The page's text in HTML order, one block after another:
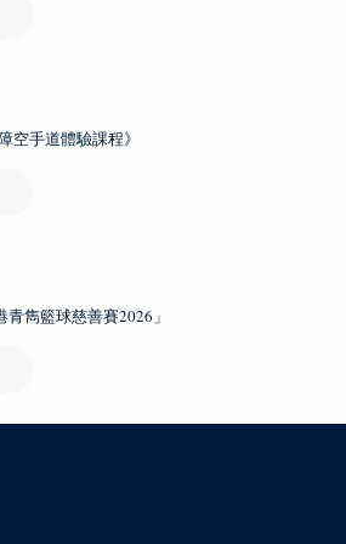
空手道體驗課程》
青雋籃球慈善賽2026」